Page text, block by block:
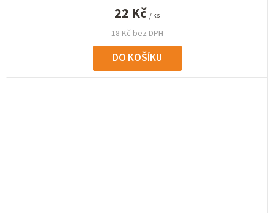
18 Kč bez DPH
22 Kč / ks
DO KOŠÍKU